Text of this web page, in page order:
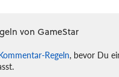
von GameStar
Regeln, bevor Du